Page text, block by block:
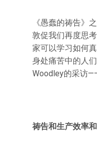
《愚蠢的祷告》
敦促我们再度思
家可以学习如何
身处痛苦中的人
Woodley的采访
祷告和生产效率